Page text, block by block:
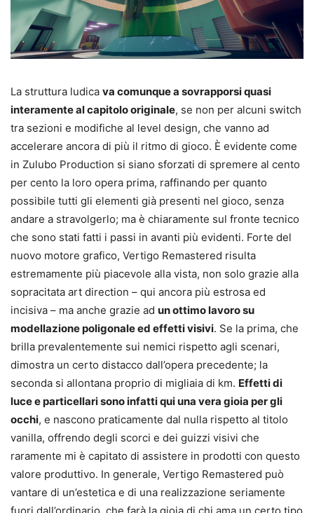
La struttura ludica va comunque a sovrapporsi quasi
interamente al capitolo originale, se non per alcuni switch
tra sezioni e modifiche al level design, che vanno ad
accelerare ancora di più il ritmo di gioco. È evidente come
in Zulubo Production si siano sforzati di spremere al cento
per cento la loro opera prima, raffinando per quanto
possibile tutti gli elementi già presenti nel gioco, senza
andare a stravolgerlo; ma è chiaramente sul fronte tecnico
che sono stati fatti i passi in avanti più evidenti. Forte del
nuovo motore grafico, Vertigo Remastered risulta
estremamente più piacevole alla vista, non solo grazie alla
sopracitata art direction – qui ancora più estrosa ed
incisiva – ma anche grazie ad un ottimo lavoro su
modellazione poligonale ed effetti visivi. Se la prima, che
brilla prevalentemente sui nemici rispetto agli scenari,
dimostra un certo distacco dall’opera precedente; la
seconda si allontana proprio di migliaia di km. Effetti di
luce e particellari sono infatti qui una vera gioia per gli
occhi, e nascono praticamente dal nulla rispetto al titolo
vanilla, offrendo degli scorci e dei guizzi visivi che
raramente mi è capitato di assistere in prodotti con questo
valore produttivo. In generale, Vertigo Remastered può
vantare di un’estetica e di una realizzazione seriamente